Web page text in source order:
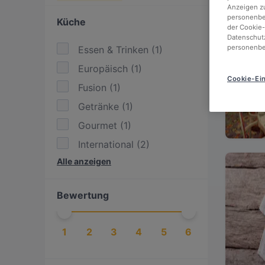
Küche
Essen & Trinken (1)
Europäisch (1)
Fusion (1)
Getränke (1)
Gourmet (1)
International (2)
Österreichisch
Alle anzeigen
Bewertung
1 2 3 4 5 6
Anzeigen
der
Cookie-